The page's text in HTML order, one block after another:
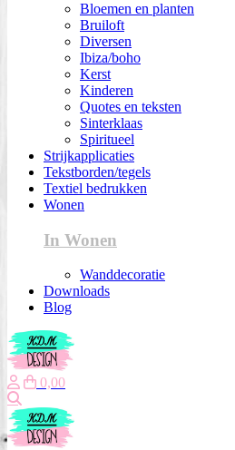
Bloemen en planten
Bruiloft
Diversen
Ibiza/boho
Kerst
Kinderen
Quotes en teksten
Sinterklaas
Spiritueel
Strijkapplicaties
Tekstborden/tegels
Textiel bedrukken
Wonen
In Wonen
Wanddecoratie
Downloads
Blog
0,00